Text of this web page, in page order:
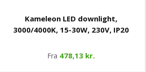
Kameleon LED downlight,
3000/4000K, 15-30W, 230V, IP20
Fra 478,13 kr.